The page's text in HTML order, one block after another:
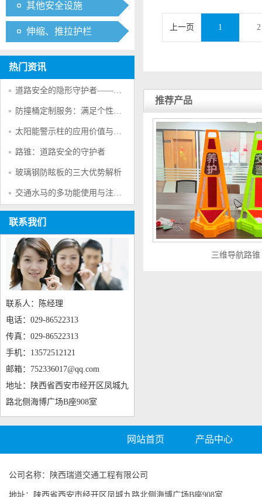
其他安全设施
伸缩、推拉护栏
热门资讯
道路安全的隐形守护者——防撞桶的多重防护作用
防撞桶定制服务：满足个性化交通安全需求的创新方案
太阳能警示柱的应用价值与产品特点
路锥：道路安全的守护者
玻璃钢防眩板的三大优势解析
交通水马的多功能使用与注意事项
联系我们
联系人：陈经理
电话：029-86522313
传真：029-86522313
手机：13572512121
邮箱：752336017@qq.com
地址：陕西省西安市经开区凤城九
路北侧海博广场B座908室
上一页 1 2
推荐产品
三维导航路锥
网站首页 产品中心
公司名称：陕西瑞道交通工程有限公司
地址：陕西省西安市经开区凤城九路北侧海博广场B座908室